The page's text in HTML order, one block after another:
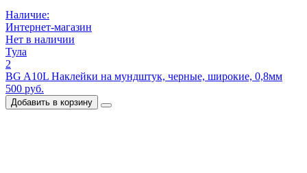
Наличие:
Интернет-магазин
Нет в наличии
Тула
2
BG A10L Наклейки на мундштук, черные, широкие, 0,8мм
500 руб.
Добавить в корзину